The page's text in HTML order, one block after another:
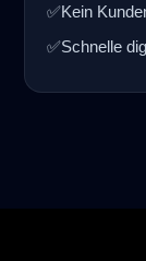
✅Kein
✅Schnelle